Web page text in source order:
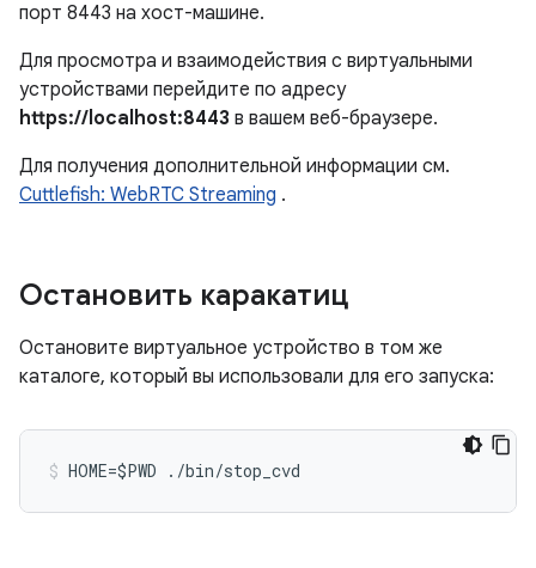
порт 8443 на хост-машине.
Для просмотра и взаимодействия с виртуальными
устройствами перейдите по адресу
https://localhost:8443 в вашем веб-браузере.
Для получения дополнительной информации см.
Cuttlefish: WebRTC Streaming .
Остановить каракатиц
Остановите виртуальное устройство в том же
каталоге, который вы использовали для его запуска:
HOME=$PWD ./bin/stop_cvd